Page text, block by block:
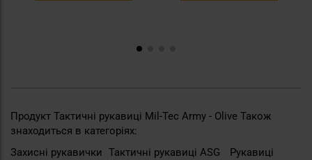
Продукт Тактичні рукавиці Mil-Tec Army - Olive Також
знаходиться в категоріях:
Захисні рукавички Тактичні рукавиці ASG
Рукавиці